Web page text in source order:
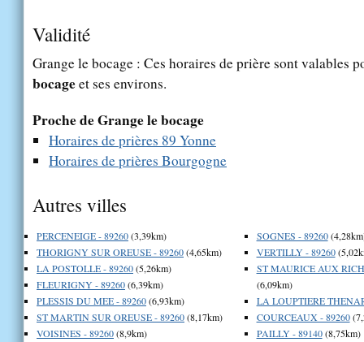
Validité
Grange le bocage : Ces horaires de prière sont valables
bocageet ses environs.
Proche de Grange le bocage
Horaires de prières 89 Yonne
Horaires de prières Bourgogne
Autres villes
PERCENEIGE - 89260(3,39km)
THORIGNY SUR OREUSE - 89260(4,65km)
LA POSTOLLE - 89260(5,26km)
FLEURIGNY - 89260(6,39km)
PLESSIS DU MEE - 89260(6,93km)
ST MARTIN SUR OREUSE - 89260(8,17km)
VOISINES - 89260(8,9km)
SOGNES - 89260
VERTILLY - 89260
ST MAURICE AUX
(6,09km)
LA LOUPTIERE
COURCEAUX - 89260
PAILLY - 89140(8,75km)